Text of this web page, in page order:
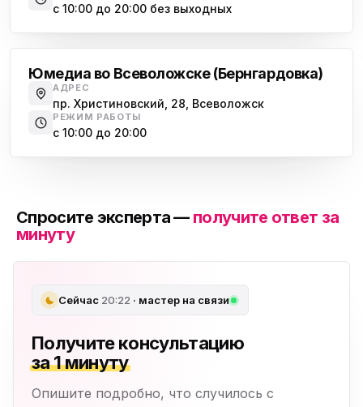
с 10:00 до 20:00 без выходных
Юмедиа во Всеволожске (Бернгардовка)
АДРЕС
пр. Христиновский, 28, Всеволожск
РЕЖИМ РАБОТЫ
с 10:00 до 20:00
Спросите эксперта — получите ответ за
минуту
Сейчас 20:22 · мастер на связи
Получите консультацию
за 1 минуту
Опишите подробно, что случилось с